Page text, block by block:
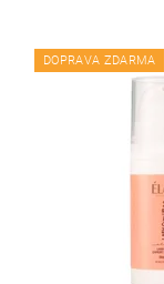
DOPRAVA ZDARMA